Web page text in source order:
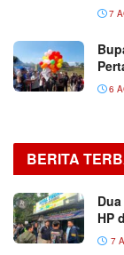
7
6
BERITA
HP
7